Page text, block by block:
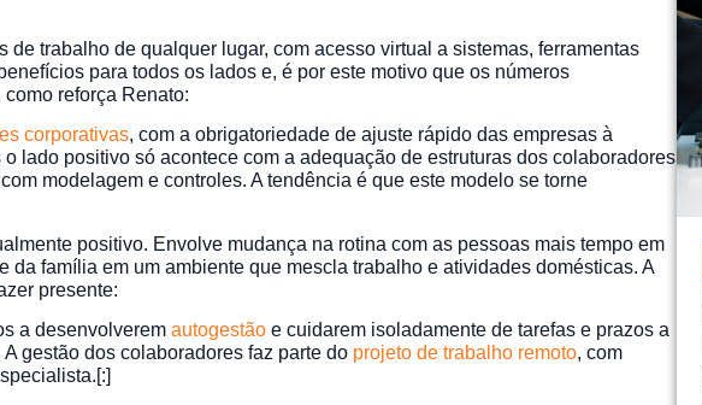
de trabalho de qualquer lugar, com acesso virtual a sistemas, ferramentas
para todos os lados e, é por este motivo que os números
reforça Renato:
corporativas, com a obrigatoriedade de ajuste rápido das empresas à
lado positivo só acontece com a adequação de estruturas dos colaboradores
modelagem e controles. A tendência é que este modelo se torne
positivo. Envolve mudança na rotina com as pessoas mais tempo em
da família em um ambiente que mescla trabalho e atividades domésticas. A
presente:
a desenvolveremautogestão e cuidarem isoladamente de tarefas e prazos a
gestão dos colaboradores faz parte do projeto de trabalho remoto, com